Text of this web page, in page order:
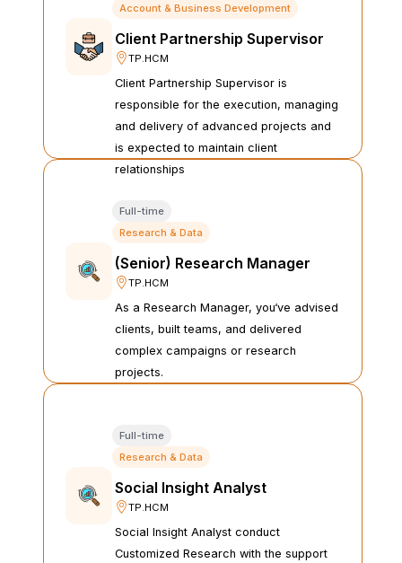
Account & Business Development
Client Partnership Supervisor
TP.HCM
Client Partnership Supervisor is
responsible for the execution, managing
and delivery of advanced projects and
is expected to maintain client
relationships
Research & Data
Full-time
(Senior) Research Manager
TP.HCM
As a Research Manager, you‘ve advised
clients, built teams, and delivered
complex campaigns or research
projects.
Research & Data
Full-time
Social Insight Analyst
TP.HCM
Social Insight Analyst conduct
Customized Research with the support